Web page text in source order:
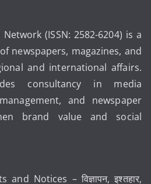
(ISSN: 2582-6204) is a
newspapers, magazines, and
and international affairs.
consultancy in media
and newspaper
brand value and social
Notices – विज्ञापन, इश्तहार,